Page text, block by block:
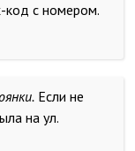
код с номером.
Если не
на ул.